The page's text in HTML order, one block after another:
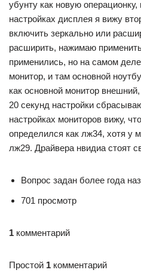
убунту как новую
настройках дисплея я вижу
включить зеркально или
расширить, нажимаю
применились, но на самом
монитор, и там основной
как основной монитор
20 секунд настройки
настройках мониторов вижу,
определился как лж34, хотя у
лж29. Драйвера нвидиа стоят
Вопрос задан более года
701 просмотр
1 комментарий
Простой 1 комментарий